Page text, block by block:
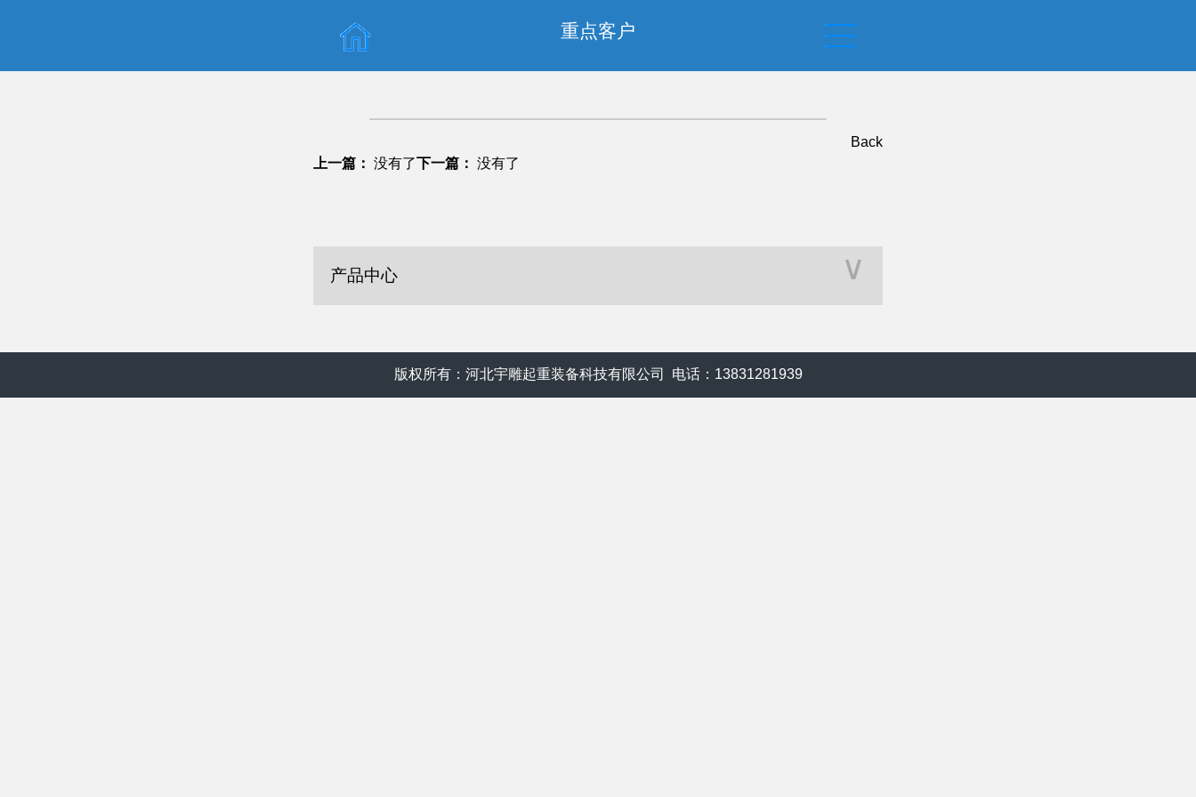
重点客户
Back
上一篇： 没有了下一篇： 没有了
产品中心 ∨
版权所有：河北宇雕起重装备科技有限公司 电话：13831281939